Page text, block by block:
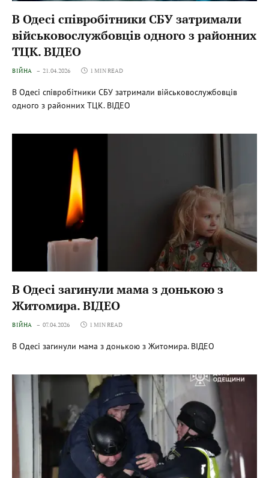
В Одесі співробітники СБУ затримали
військовослужбовців одного з районних
ТЦК. ВІДЕО
ВІЙНА 21.04.2026 1 MIN READ
В Одесі співробітники СБУ затримали військовослужбовців
одного з районних ТЦК. ВІДЕО
В Одесі загинули мама з донькою з
Житомира. ВІДЕО
ВІЙНА 07.04.2026 1 MIN READ
В Одесі загинули мама з донькою з Житомира. ВІДЕО